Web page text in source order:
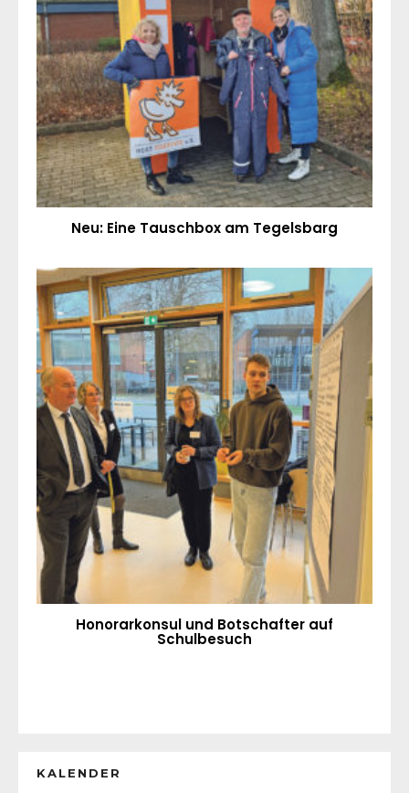
Neu: Eine Tauschbox am Tegelsbarg
Honorarkonsul und Botschafter auf
Schulbesuch
KALENDER